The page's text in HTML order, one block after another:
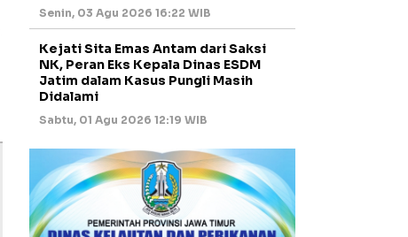
Senin, 03 Agu 2026 16:22 WIB
Kejati Sita Emas Antam dari Saksi
NK, Peran Eks Kepala Dinas ESDM
Jatim dalam Kasus Pungli Masih
Didalami
Sabtu, 01 Agu 2026 12:19 WIB